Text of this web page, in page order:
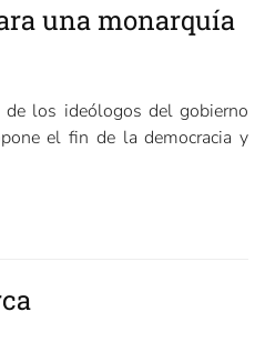
una monarquía
los ideólogos del gobierno
el fin de la democracia y